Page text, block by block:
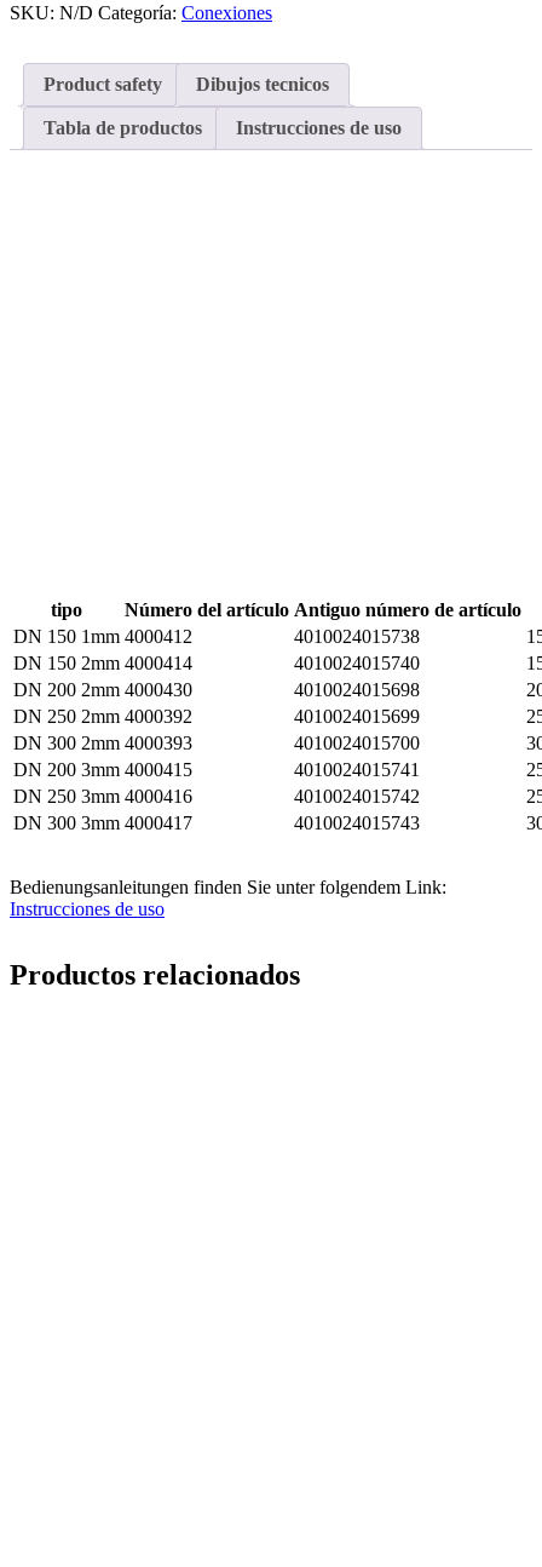
rápido
goma
cantidad
SKU: N/D Categoría: Conexiones
Product safety Dibujos tecnicos
Tabla de productos Instrucciones de uso
tipo Número del artículo Antiguo número de artículo
DN 150 1mm 4000412 4010024015738
DN 150 2mm 4000414 4010024015740
DN 200 2mm 4000430 4010024015698
DN 250 2mm 4000392 4010024015699
DN 300 2mm 4000393 4010024015700
DN 200 3mm 4000415 4010024015741
DN 250 3mm 4000416 4010024015742
DN 300 3mm 4000417 4010024015743
Bedienungsanleitungen finden Sie unter folgendem Link:
Instrucciones de uso
Productos relacionados